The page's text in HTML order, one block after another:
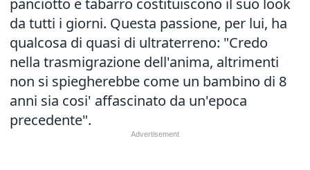
panciotto e tabarro costituiscono il suo look
da tutti i giorni. Questa passione, per lui, ha
qualcosa di quasi di ultraterreno: "Credo
nella trasmigrazione dell'anima, altrimenti
non si spiegherebbe come un bambino di 8
anni sia cosi' affascinato da un'epoca
precedente".